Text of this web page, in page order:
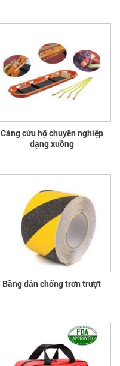
Cáng cứu hộ chuyên nghiệp
dạng xuồng
Băng dán chống trơn trượt